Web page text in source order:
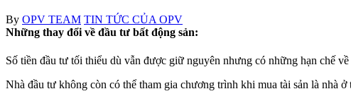
Author
By OPV TEAM Categories
TIN TỨC CỦA OPV
Những thay đổi về đầu tư bất động sản:
Số tiền đầu tư tối thiểu dù vẫn được giữ nguyên nhưng có những hạn chế
Nhà đầu tư không còn có thể tham gia chương trình khi mua tài sản là nhà